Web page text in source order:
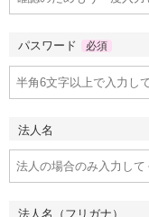
パスワード 必須
法人名
法人名（フリガナ）